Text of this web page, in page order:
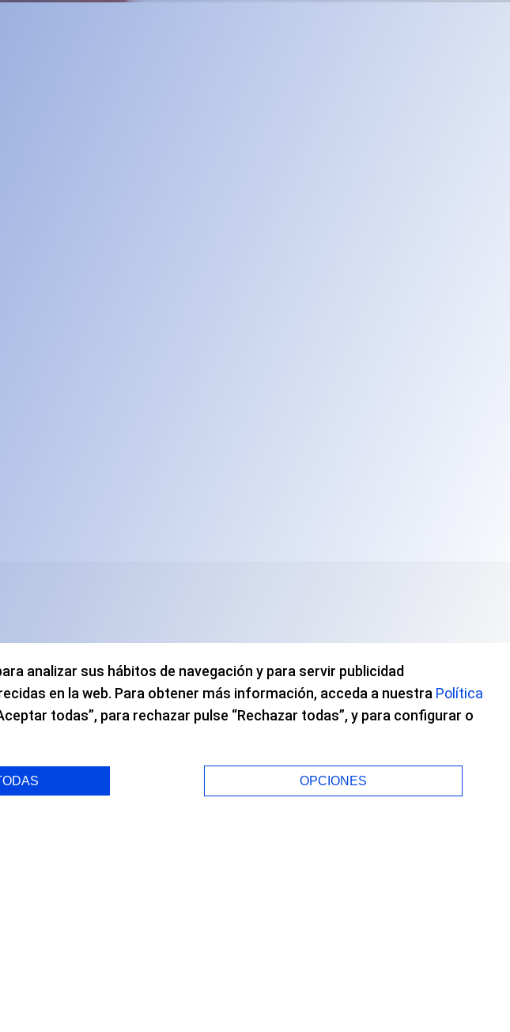
Mesa, Oftalvist - ¿Qué me
analizar sus hábitos de navegación y para servir publicidad
en la web. Para obtener más información, acceda a nuestra Política
todas”, para rechazar pulse “Rechazar todas”, y para configurar o
OPCIONES